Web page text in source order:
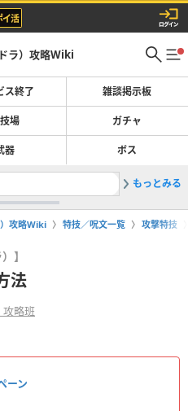
ラ）攻略Wiki
ス終了 雑談掲示板
場 ガチャ
器 ボス
2「ザバ
もっとみる
攻略Wiki 特技／呪文一覧 攻撃特技
】
法
略班
ーン